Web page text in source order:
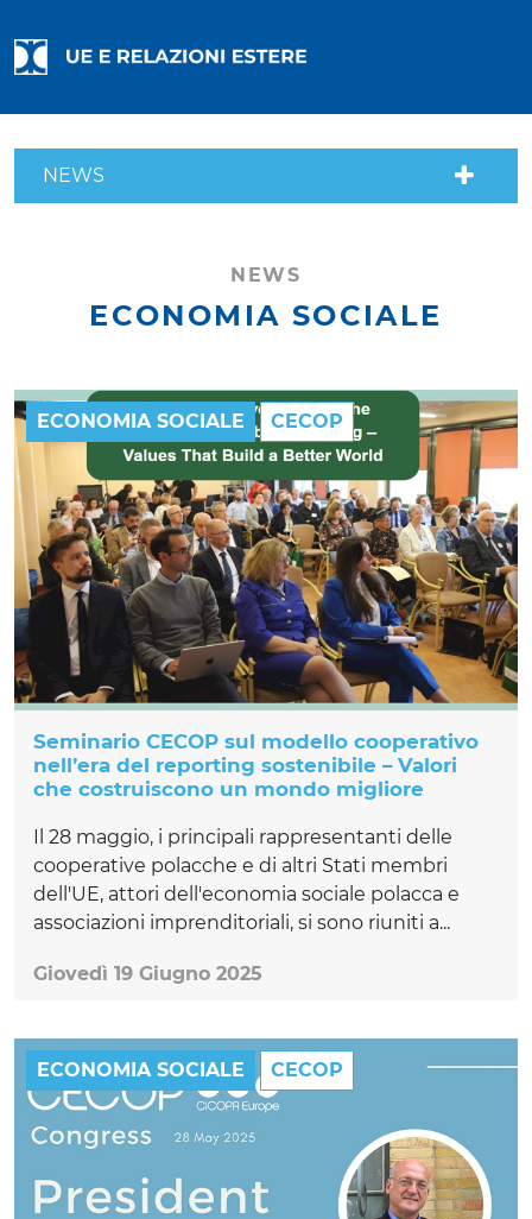
NEWS
NEWS
ECONOMIA SOCIALE
ECONOMIA SOCIALE CECOP
Seminario CECOP sul modello cooperativo
nell’era del reporting sostenibile – Valori
che costruiscono un mondo migliore
Il 28 maggio, i principali rappresentanti delle
cooperative polacche e di altri Stati membri
dell'UE, attori dell'economia sociale polacca e
associazioni imprenditoriali, si sono riuniti a...
Giovedì 19 Giugno 2025
ECONOMIA SOCIALE CECOP